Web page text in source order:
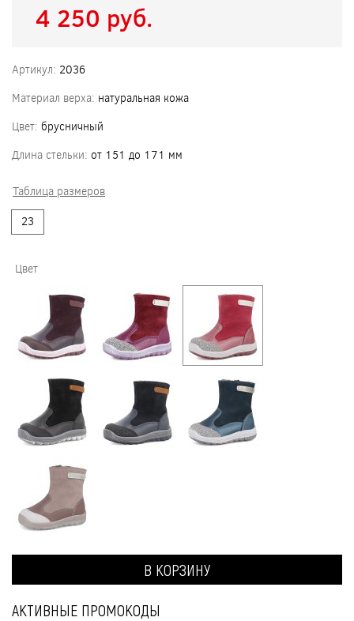
4 250 pуб.
Артикул: 2036
Материал верха: натуральная кожа
Цвет: брусничный
Длина стельки: от 151 до 171 мм
Таблица размеров
23
Цвет
В КОРЗИНУ
АКТИВНЫЕ ПРОМОКОДЫ